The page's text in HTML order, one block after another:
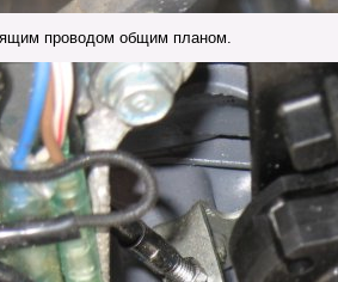
проводом общим планом.